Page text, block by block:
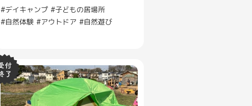
デイキャンプ
子どもの居場所
自然体験
アウトドア 自然遊び